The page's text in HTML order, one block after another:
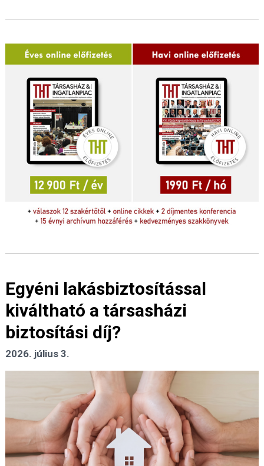
Egyéni lakásbiztosítással
kiváltható a társasházi
biztosítási díj?
2026. július 3.